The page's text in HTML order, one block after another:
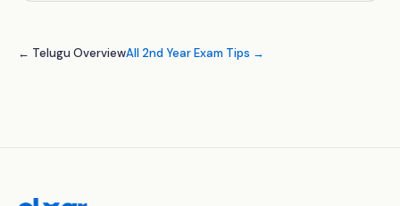
← Telugu OverviewAll 2nd Year Exam Tips →